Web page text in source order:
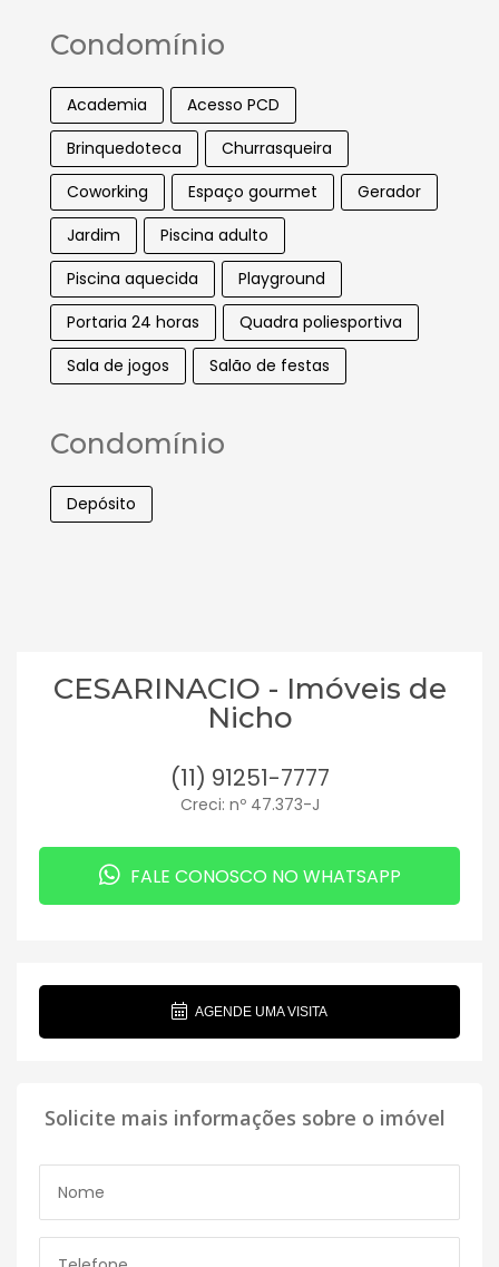
Condomínio
Academia
Acesso PCD
Brinquedoteca
Churrasqueira
Coworking
Espaço gourmet
Gerador
Jardim
Piscina adulto
Piscina aquecida
Playground
Portaria 24 horas
Quadra poliesportiva
Sala de jogos
Salão de festas
Condomínio
Depósito
CESARINACIO - Imóveis de
Nicho
(11) 91251-7777
Creci: nº 47.373-J
FALE CONOSCO NO WHATSAPP
AGENDE UMA VISITA
Solicite mais informações sobre o imóvel